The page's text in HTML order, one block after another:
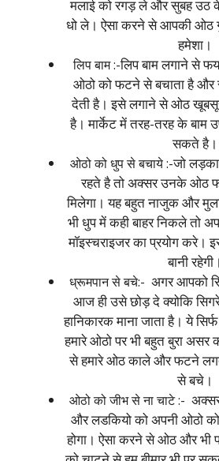
मलाई को रगड़ ले और सुबह उठ
धो ले। ऐसा करने से आपकी ओठ
हमेशा।
लिप बाम :-लिप बाम लगाने से
ओठो को फटने से बचाता है और
देती है। इसे लगाने से ओठ
है। मार्केट में तरह-तरह के बाम
सकते है।
ओठो को धुप से बचाये :-जो
रहते है तो अक्सर उनके ओठ
मिलेगा। यह बहुत नाजुक और
भी धुप में कही बाहर निकले तो
मॉइस्चराइजर का प्रयोग
बानी रहेगी।
ध्रूमपान से बचे:- अगर आपको
आज ही उसे छोड़ दे क्योकि
हानिकारक माना जाता है। ये
हमारे ओठो पर भी बहुत बुरा
से हमारे ओठ काले और फटने
से बचे।
ओठो को जीभ से ना चाटे :-
और लडकियो को अपनी ओठो
होगा। ऐसा करने से ओठ और